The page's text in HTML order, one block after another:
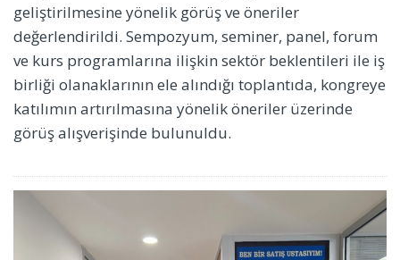
geliştirilmesine yönelik görüş ve öneriler
değerlendirildi. Sempozyum, seminer, panel, forum
ve kurs programlarına ilişkin sektör beklentileri ile iş
birliği olanaklarının ele alındığı toplantıda, kongreye
katılımın artırılmasına yönelik öneriler üzerinde
görüş alışverişinde bulunuldu.